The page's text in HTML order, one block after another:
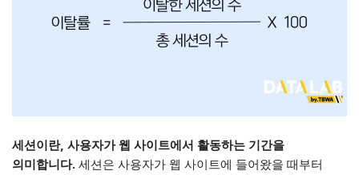
세션이란, 사용자가 웹 사이트에서 활동하는 기간을
의미합니다. 세션은 사용자가 웹 사이트에 들어왔을 때부터